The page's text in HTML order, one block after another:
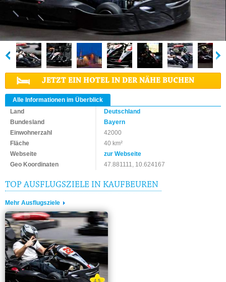
JETZT EIN HOTEL IN DER NÄHE BUCHEN
Alle Informationen im Überblick
Land
Deutschland
Bundesland
Bayern
Einwohnerzahl
42000
Fläche
40 km²
Webseite
zur Webseite
Geo Koordinaten
47.881111, 10.624167
TOP AUSFLUGSZIELE IN KAUFBEUREN
Mehr Ausflugsziele
4.5